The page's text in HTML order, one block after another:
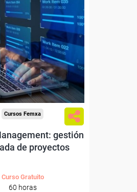
100%
subvencionada.
desempleados,
y autónomos.
Sector
a las Empresas.
Cursos Femxa
gestión
de proyectos
Curso Gratuito
60 horas